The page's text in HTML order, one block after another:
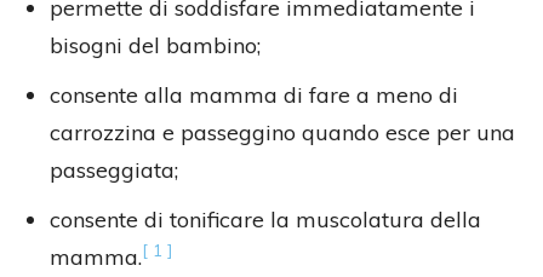
permette di soddisfare immediatamente i
bisogni del bambino;
consente alla mamma di fare a meno di
carrozzina e passeggino quando esce per una
passeggiata;
consente di tonificare la muscolatura della
mamma.[ 1 ]